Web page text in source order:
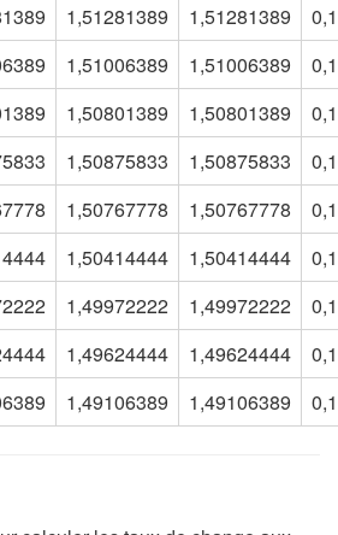
1,51281389 1,51281389
1,51006389 1,51006389
1,50801389 1,50801389
1,50875833 1,50875833
1,50767778 1,50767778
1,50414444 1,50414444
1,49972222 1,49972222
1,49624444 1,49624444
1,49106389 1,49106389